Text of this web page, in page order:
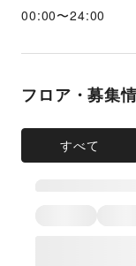
00:00〜24:00
フロア・募集
すべて